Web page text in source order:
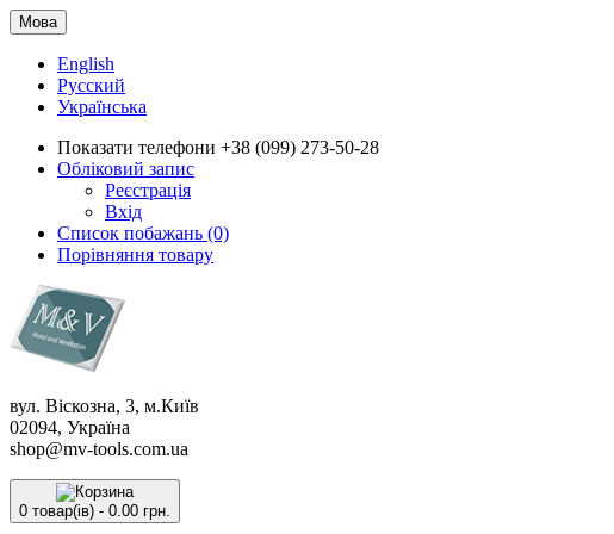
Мова
English
Русский
Українська
Показати телефони +38 (099) 273-50-28
Обліковий запис
Реєстрація
Вхід
Список побажань (0)
Порівняння товару
вул. Віскозна, 3, м.Київ
02094, Україна
shop@mv-tools.com.ua
0 товар(ів) - 0.00 грн.